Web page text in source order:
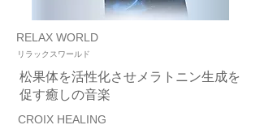
RELAX WORLD
リラックスワールド
松果体を活性化させメラトニン生成を
促す癒しの音楽
CROIX HEALING